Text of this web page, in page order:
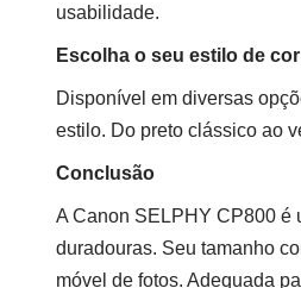
usabilidade.
Escolha o seu estilo de cor
Disponível em diversas
estilo. Do preto clássico ao
Conclusão
A Canon SELPHY CP800 é
duradouras. Seu tamanho
móvel de fotos. Adequada